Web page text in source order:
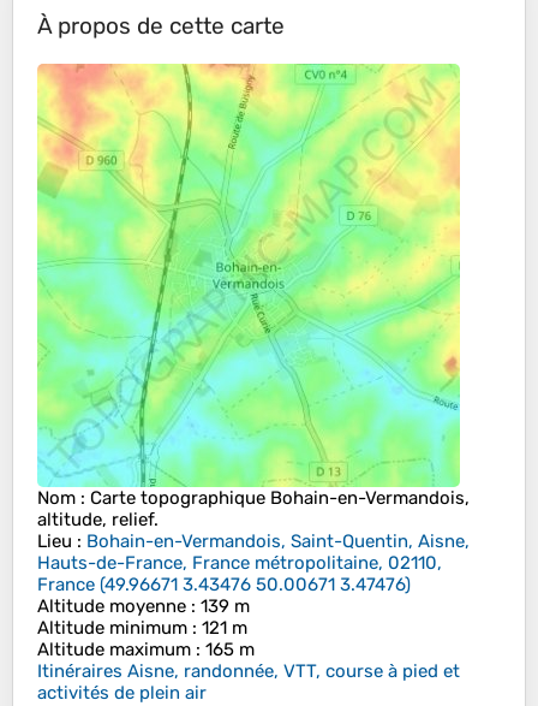
À propos de cette carte
Nom : Carte topographique Bohain-en-Vermandois,
altitude, relief.
Lieu : Bohain-en-Vermandois, Saint-Quentin, Aisne,
Hauts-de-France, France métropolitaine, 02110,
France (49.96671 3.43476 50.00671 3.47476)
Altitude moyenne : 139 m
Altitude minimum : 121 m
Altitude maximum : 165 m
Itinéraires Aisne, randonnée, VTT, course à pied et
activités de plein air